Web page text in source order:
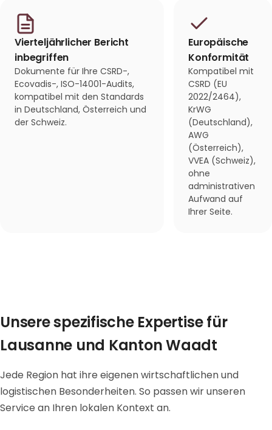
Vierteljährlicher Bericht
inbegriffen
Dokumente für Ihre CSRD-,
Ecovadis-, ISO-14001-Audits,
kompatibel mit den Standards
in Deutschland, Österreich und
der Schweiz.
Europäische
Konformität
Kompatibel mit
CSRD (EU
2022/2464),
KrWG
(Deutschland),
AWG
(Österreich),
VVEA (Schweiz),
ohne
administrativen
Aufwand auf
Ihrer Seite.
Unsere spezifische Expertise für
Lausanne und Kanton Waadt
Jede Region hat ihre eigenen wirtschaftlichen und
logistischen Besonderheiten. So passen wir unseren
Service an Ihren lokalen Kontext an.